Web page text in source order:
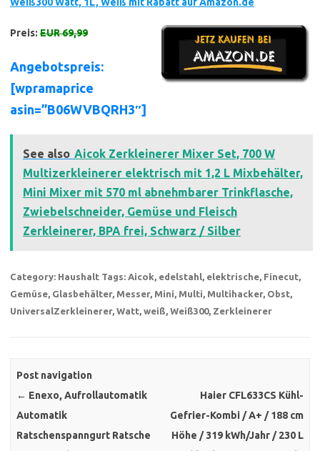
Preis: EUR 69,99
Angebotspreis:
[wpramaprice
asin=”B06WVBQRH3″]
See also Aicok Zerkleinerer Mixer Set, 700 W
Multizerkleinerer elektrisch mit 1,2 L Mixbehälter,
Mini Mixer mit 570 ml abnehmbarer Trinkflasche,
Zwiebelschneider, Gemüse und Fleisch
Zerkleinerer, BPA frei, Schwarz / Silber
Category: Haushalt Tags: Aicok, edelstahl, elektrische, Finecut,
Gemüse, Glasbehälter, Messer, Mini, Multi, Multihacker, Obst,
UniversalZerkleinerer, Watt, weiß, Weiß300, Zerkleinerer
Post navigation
← Enexo, Aufrollautomatik
Automatik
Ratschenspanngurt Ratsche
Haier CFL633CS Kühl-
Gefrier-Kombi / A+ / 188 cm
Höhe / 319 kWh/Jahr / 230 L